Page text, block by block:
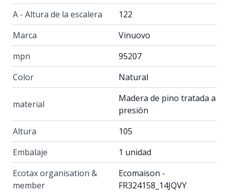
A - Altura de la escalera
122
Marca
Vinuovo
mpn
95207
Color
Natural
material
Madera de pino tratada a
presión
Altura
105
Embalaje
1 unidad
Ecotax organisation &
member
Ecomaison -
FR324158_14JQVY